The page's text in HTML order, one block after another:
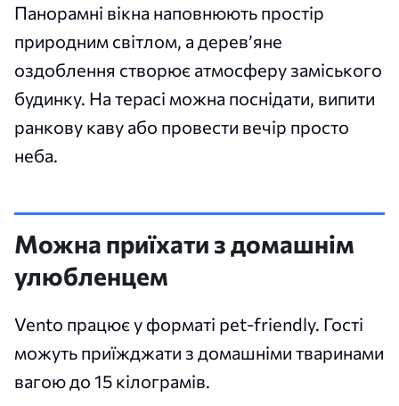
Панорамні вікна наповнюють простір
природним світлом, а дерев’яне
оздоблення створює атмосферу заміського
будинку. На терасі можна поснідати, випити
ранкову каву або провести вечір просто
неба.
Можна приїхати з домашнім
улюбленцем
Vento працює у форматі pet-friendly. Гості
можуть приїжджати з домашніми тваринами
вагою до 15 кілограмів.